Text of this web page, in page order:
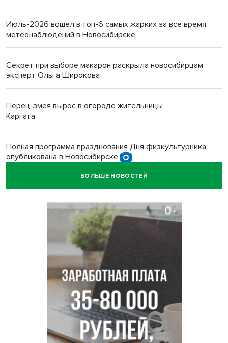
Июль-2026 вошел в топ-6 самых жарких за все время
метеонаблюдений в Новосибирске
Секрет при выборе макарон раскрыла новосибирцам
эксперт Ольга Широкова
Перец-змея вырос в огороде жительницы
Каргата
Полная программа празднования Дня физкультурника
опубликована в Новосибирске
БОЛЬШЕ НОВОСТЕЙ